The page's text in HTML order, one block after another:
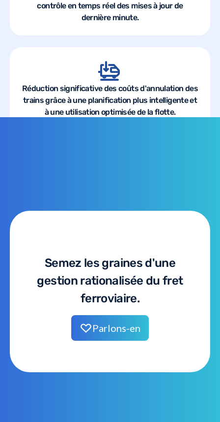
contrôle en temps réel des mises à jour de
dernière minute.
Réduction significative des coûts d'annulation des
trains grâce à une planification plus intelligente et
à une utilisation optimisée de la flotte.
Semez les graines d'une
gestion rationalisée du fret
ferroviaire.
Parlons-en